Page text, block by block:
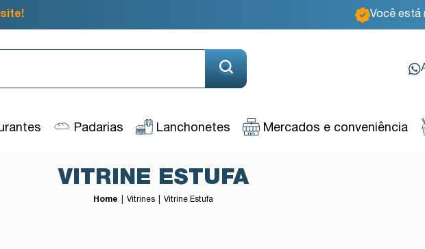
Você está
Padarias Lanchonetes Mercados e conveniência
VITRINE ESTUFA
Home Vitrines Vitrine Estufa